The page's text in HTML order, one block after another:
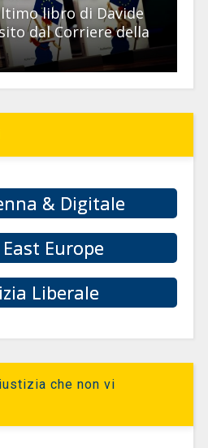
libro di Davide
dal Corriere della
& Digitale
Europe
Liberale
che non vi